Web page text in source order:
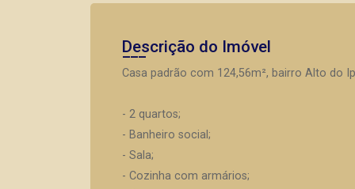
Descrição do Imóvel
Casa padrão com 124,56m², bairro Alto do
- 2 quartos;
- Banheiro social;
- Sala;
- Cozinha com armários;